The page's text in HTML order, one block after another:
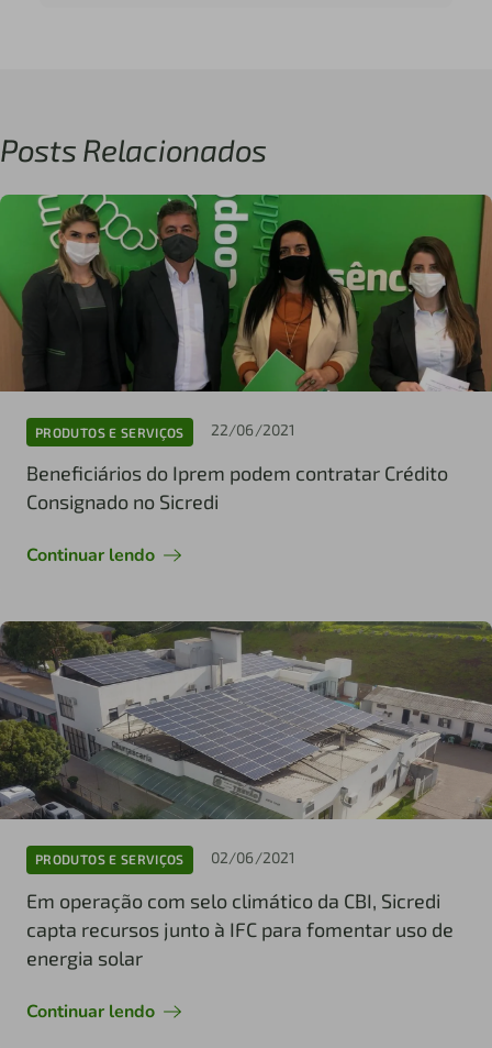
Posts Relacionados
PRODUTOS E SERVIÇOS 22/06/2021
Beneficiários do Iprem podem contratar Crédito
Consignado no Sicredi
Continuar lendo
PRODUTOS E SERVIÇOS 02/06/2021
Em operação com selo climático da CBI, Sicredi
capta recursos junto à IFC para fomentar uso de
energia solar
Continuar lendo